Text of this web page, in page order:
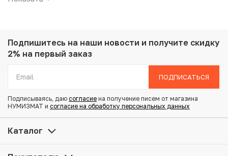
Вес: 1 г
Диаметр: 15 мм
Купить 1 копейка 1964 года по привлекательной цене
можно в нашем интернет-магазине — Вам достаточно
оформить заказ на сайте. Все монеты, представленные
в каталоге, находятся в наличии на нашем складе.
Подпишитесь на наши новости и получите скидку
2% на первый заказ
ПОДПИСАТЬСЯ
Подписываясь, даю согласие на получение писем от магазина
НУМИЗМАТ и согласие на обработку персональных данных
Каталог